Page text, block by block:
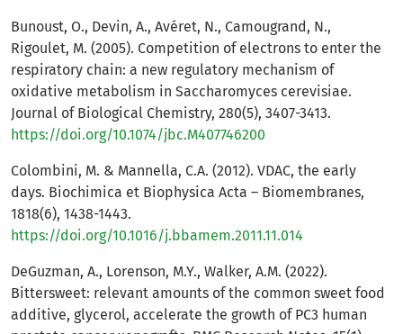
Bunoust, O., Devin, A., Avéret, N., Camougrand, N.,
Rigoulet, M. (2005). Competition of electrons to enter the
respiratory chain: a new regulatory mechanism of
oxidative metabolism in Saccharomyces cerevisiae.
Journal of Biological Chemistry, 280(5), 3407-3413.
https://doi.org/10.1074/jbc.M407746200
Colombini, M. & Mannella, C.A. (2012). VDAC, the early
days. Biochimica et Biophysica Acta – Biomembranes,
1818(6), 1438-1443.
https://doi.org/10.1016/j.bbamem.2011.11.014
DeGuzman, A., Lorenson, M.Y., Walker, A.M. (2022).
Bittersweet: relevant amounts of the common sweet food
additive, glycerol, accelerate the growth of PC3 human